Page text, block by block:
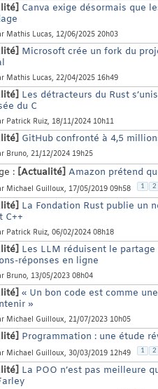
Canva exige désormais que
Mathis Lucas, 12/06/2025 20h03
Microsoft crée un fork du
Mathis Lucas, 22/04/2025 16h49
Les détracteurs du Rust
du C
Patrick Ruiz, 18/11/2024 10h11
GitHub confronté à 4,5
Bruno, 21/12/2024 19h25
: [Actualité] Amazon prétend
Michael Guilloux, 17/05/2019 09h58 1 2
La Fondation Rust publie un
C++
Patrick Ruiz, 06/02/2024 08h18
Les LLM réduisent le
réponses en ligne
Bruno, 13/05/2023 08h04
« Un bon code est comme
»
Michael Guilloux, 21/07/2023 10h05
Programmation : une étude
Michael Guilloux, 30/03/2019 12h49 1 2
La POO n’est pas meilleure